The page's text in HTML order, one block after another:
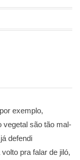
exemplo,
vegetal são tão mal-
defendi
pra falar de jiló,